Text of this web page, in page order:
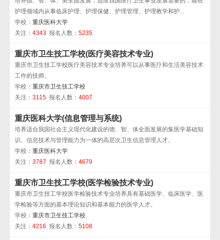
护理领域内从事临床护理、护理保健、护理管理、护理教学和护...
学校： 重庆医科大学
关注： 4343 报名人数： 5235
重庆市卫生技工学校(医疗美容技术专业)
重庆市卫生技工学校医疗美容技术专业培养可以从事医疗和生活美容技术
工作的技师。
学校： 重庆市卫生技工学校
关注： 3115 报名人数： 4007
重庆医科大学(信息管理与系统)
培养适合我国社会主义现代化建设的德、智、体全面发展的集医学基础知
识、信息技术与管理能力为一体的高层次卫生信息管理人才。
学校： 重庆医科大学
关注： 3787 报名人数： 4679
重庆市卫生技工学校(医学检验技术专业)
重庆市卫生技工学校医学检验技术专业培养具有基础医学、临床医学、医
学检验等方面的基本理论知识和基本能力的医学人才。
学校： 重庆市卫生技工学校
关注： 4216 报名人数： 5108